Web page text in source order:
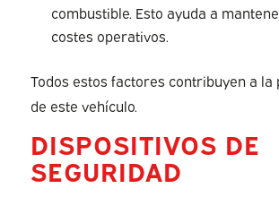
combustible. Esto ayuda a
costes operativos.
Todos estos factores contribuyen a la
de este vehículo.
DISPOSITIVOS DE
SEGURIDAD